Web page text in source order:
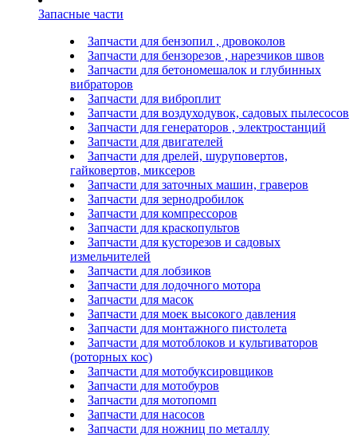
Запасные части
Запчасти для бензопил , дровоколов
Запчасти для бензорезов , нарезчиков швов
Запчасти для бетономешалок и глубинных
вибраторов
Запчасти для виброплит
Запчасти для воздуходувок, садовых пылесосов
Запчасти для генераторов , электростанций
Запчасти для двигателей
Запчасти для дрелей, шуруповертов,
гайковертов, миксеров
Запчасти для заточных машин, граверов
Запчасти для зернодробилок
Запчасти для компрессоров
Запчасти для краскопультов
Запчасти для кусторезов и садовых
измельчителей
Запчасти для лобзиков
Запчасти для лодочного мотора
Запчасти для масок
Запчасти для моек высокого давления
Запчасти для монтажного пистолета
Запчасти для мотоблоков и культиваторов
(роторных кос)
Запчасти для мотобуксировщиков
Запчасти для мотобуров
Запчасти для мотопомп
Запчасти для насосов
Запчасти для ножниц по металлу